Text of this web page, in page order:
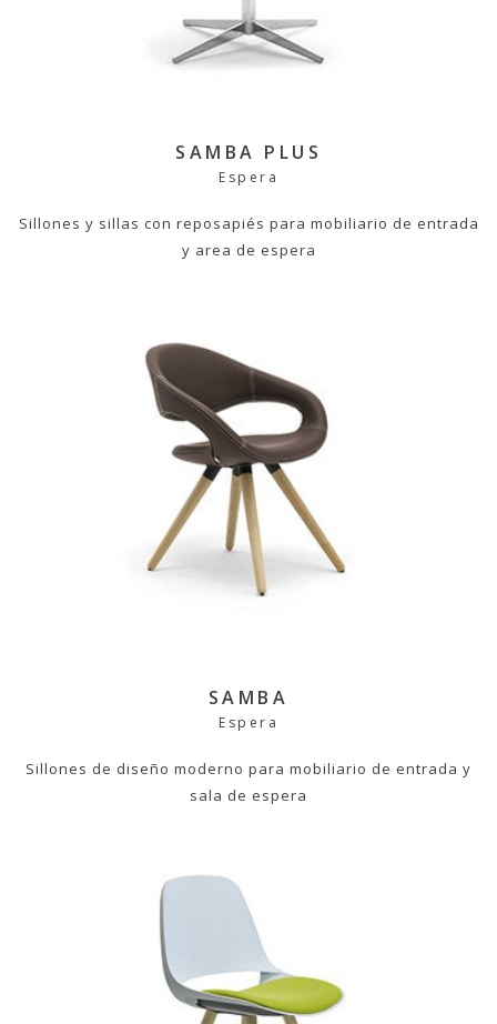
SAMBA PLUS
Espera
Sillones y sillas con reposapiés para mobiliario de entrada
y area de espera
SAMBA
Espera
Sillones de diseño moderno para mobiliario de entrada y
sala de espera